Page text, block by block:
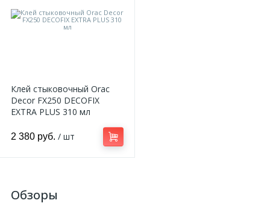
Клей стыковочный Orac
Decor FX250 DECOFIX
EXTRA PLUS 310 мл
2 380 руб. / шт
Обзоры